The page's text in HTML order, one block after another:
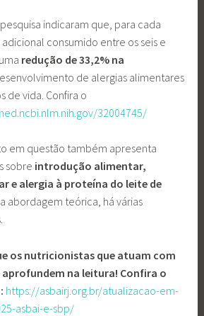
indicaram que, para cada
consumido entre os seis e
redução de 33,2% na
de alergias alimentares
de vida. Confira o
32004745/
em questão também apresenta
sobre introdução alimentar,
e alergia à proteína do leite de
abordagem teórica, há várias
os nutricionistas que atuam com
aprofundem na leitura! Confira o
https://asbairj.org.br/atualizacao-em-
asbai-e-sbp/